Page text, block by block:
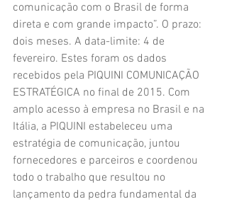
comunicação com o Brasil de forma
direta e com grande impacto”. O prazo:
dois meses. A data-limite: 4 de
fevereiro. Estes foram os dados
recebidos pela PIQUINI COMUNICAÇÃO
ESTRATÉGICA no final de 2015. Com
amplo acesso à empresa no Brasil e na
Itália, a PIQUINI estabeleceu uma
estratégia de comunicação, juntou
fornecedores e parceiros e coordenou
todo o trabalho que resultou no
lançamento da pedra fundamental da